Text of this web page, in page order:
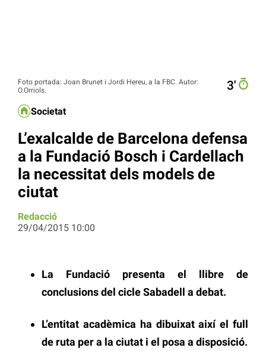
Foto portada: Joan Brunet i Jordi Hereu, a la FBC. Autor:
O.Orriols.
3′
Societat
L’exalcalde de Barcelona defensa
a la Fundació Bosch i Cardellach
la necessitat dels models de
ciutat
Redacció
29/04/2015 10:00
La Fundació presenta el llibre de
conclusions del cicle Sabadell a debat.
L’entitat acadèmica ha dibuixat així el full
de ruta per a la ciutat i el posa a disposició.